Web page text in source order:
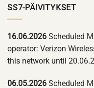
SS7-PÄIVITYKSET
16.06.2026 Scheduled
operator: Verizon
this network until
06.05.2026 Scheduled